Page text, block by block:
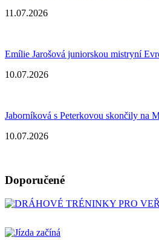
11.07.2026
Emílie Jarošová juniorskou mistryní
10.07.2026
Jaborníková s Peterkovou skončily na
10.07.2026
Doporučené